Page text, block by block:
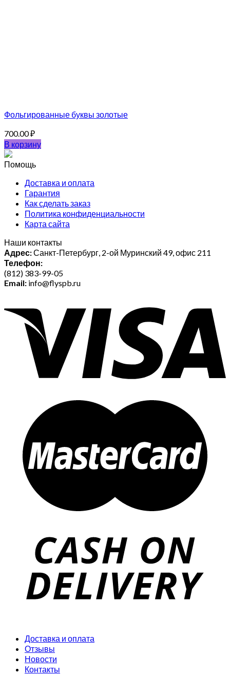
Фольгированные буквы золотые
700.00₽
В корзину
Помощь
Доставка и оплата
Гарантия
Как сделать заказ
Политика конфиденциальности
Карта сайта
Наши контакты
Адрес:Санкт-Петербург, 2-ой Муринский 49, офис 211
Телефон:
(812) 383-99-05
Email: info@flyspb.ru
Доставка и оплата
Отзывы
Новости
Контакты